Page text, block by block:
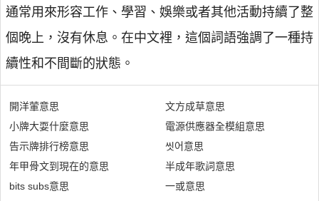
通常用來形容工作、學習、娛樂或者其他活動持續了整
個晚上，沒有休息。在中文裡，這個詞語強調了一種持
續性和不間斷的狀態。
開洋葷意思
小牌大耍什麼意思
告示牌排行榜意思
年甲骨文到現在的意思
bits subs意思
文方成草意思
電源供應器全模組意思
씻어意思
半成年歌詞意思
一或意思